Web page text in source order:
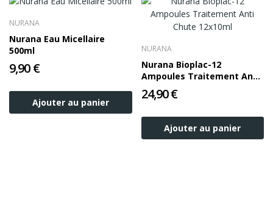
NURANA
Nurana Eau Micellaire
500ml
9,90 €
Ajouter au panier
NURANA
Nurana Bioplac-12
Ampoules Traitement Anti
Chute 12x10ml
24,90 €
Ajouter au panier